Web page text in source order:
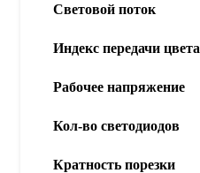
Световой поток
Индекс передачи цвета
Рабочее напряжение
Кол-во светодиодов
Кратность порезки